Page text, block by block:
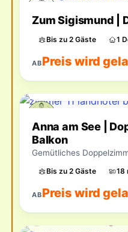
Zum Sigismund |
Bis zu 2 Gäste 1
ABPreis wird
Anna am See |
Balkon
Gemütliches
Bis zu 2 Gäste 18
ABPreis wird